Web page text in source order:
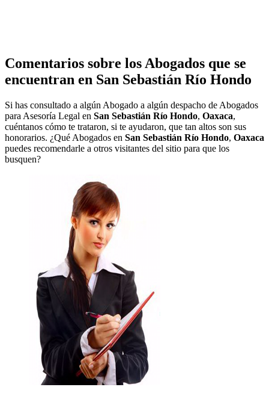
Comentarios sobre los Abogados que se
encuentran en San Sebastián Río Hondo
Si has consultado a algún Abogado a algún despacho de Abogados
para Asesoría Legal en San Sebastián Río Hondo, Oaxaca,
cuéntanos cómo te trataron, si te ayudaron, que tan altos son sus
honorarios. ¿Qué Abogados en San Sebastián Río Hondo, Oaxaca
puedes recomendarle a otros visitantes del sitio para que los
busquen?